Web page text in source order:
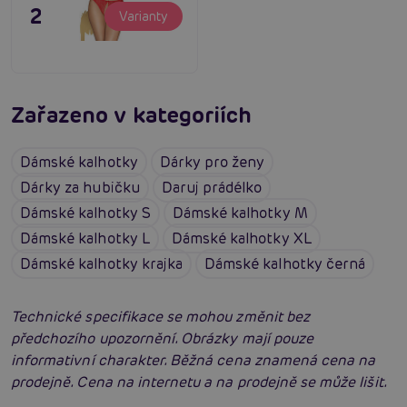
295 Kč Varianty
Zařazeno v kategoriích
Dámské kalhotky
Dárky pro ženy
Dárky za hubičku
Daruj prádélko
Dámské kalhotky S
Dámské kalhotky M
Dámské kalhotky L
Dámské kalhotky XL
Dámské kalhotky krajka
Dámské kalhotky černá
Technické specifikace se mohou změnit bez
předchozího upozornění. Obrázky mají pouze
informativní charakter. Běžná cena znamená cena na
prodejně. Cena na internetu a na prodejně se může lišit.